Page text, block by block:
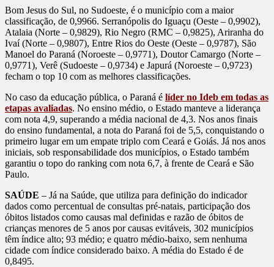
Bom Jesus do Sul, no Sudoeste, é o município com a maior
classificação, de 0,9966. Serranópolis do Iguaçu (Oeste – 0,9902),
Atalaia (Norte – 0,9829), Rio Negro (RMC – 0,9825), Ariranha do
Ivaí (Norte – 0,9807), Entre Rios do Oeste (Oeste – 0,9787), São
Manoel do Paraná (Noroeste – 0,9771), Doutor Camargo (Norte –
0,9771), Verê (Sudoeste – 0,9734) e Japurá (Noroeste – 0,9723)
fecham o top 10 com as melhores classificações.
No caso da educação pública, o Paraná é líder no Ideb em todas as
etapas avaliadas. No ensino médio, o Estado manteve a liderança
com nota 4,9, superando a média nacional de 4,3. Nos anos finais
do ensino fundamental, a nota do Paraná foi de 5,5, conquistando o
primeiro lugar em um empate triplo com Ceará e Goiás. Já nos anos
iniciais, sob responsabilidade dos municípios, o Estado também
garantiu o topo do ranking com nota 6,7, à frente de Ceará e São
Paulo.
SAÚDE – Já na Saúde, que utiliza para definição do indicador
dados como percentual de consultas pré-natais, participação dos
óbitos listados como causas mal definidas e razão de óbitos de
crianças menores de 5 anos por causas evitáveis, 302 municípios
têm índice alto; 93 médio; e quatro médio-baixo, sem nenhuma
cidade com índice considerado baixo. A média do Estado é de
0,8495.